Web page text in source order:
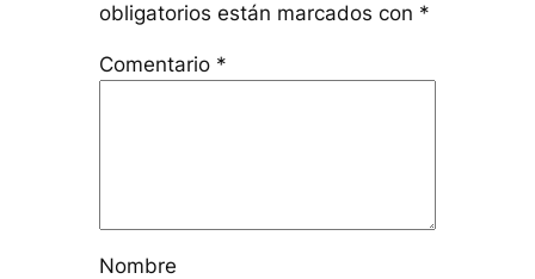
obligatorios están marcados con *
Comentario *
Nombre